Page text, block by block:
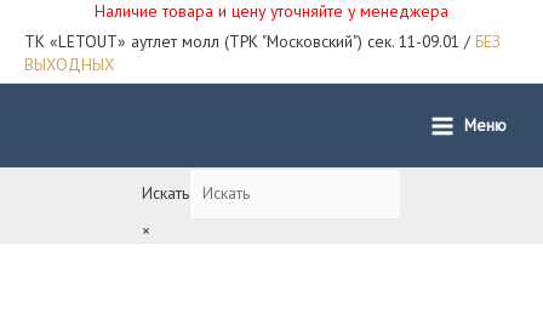
Наличие товара и цену уточняйте у менеджера
ТК «LETOUT» аутлет молл (ТРК "Московский") сек. 11-09.01 / БЕЗ
ВЫХОДНЫХ
Main
Меню
Искать
×